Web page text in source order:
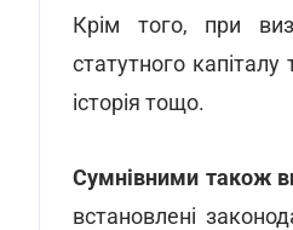
Крім того, при
статутного
історія тощо.
Сумнівними також
встановлені